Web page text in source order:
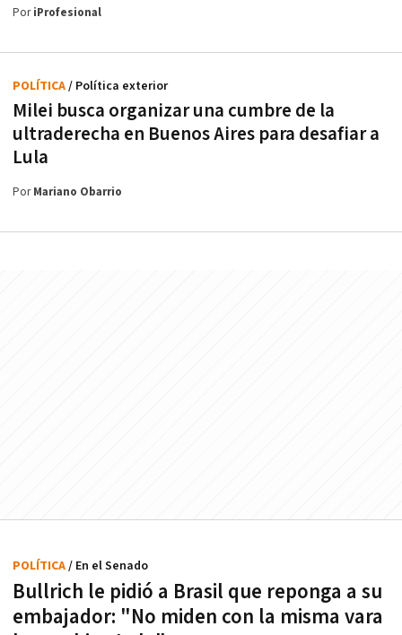
PoriProfesional
Milei busca organizar una cumbre de la
ultraderecha en Buenos Aires para desafiar a
Lula
POLÍTICA/ Política exterior
PorMariano Obarrio
Bullrich le pidió a Brasil que reponga a su
embajador: "No miden con la misma vara
POLÍTICA/ En el Senado